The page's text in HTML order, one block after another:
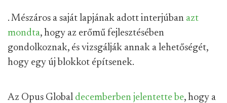
. Mészáros a saját lapjának adott interjúban azt
mondta, hogy az erőmű fejlesztésében
gondolkoznak, és vizsgálják annak a lehetőségét,
hogy egy új blokkot építsenek.
Az Opus Global decemberben jelentette be, hogy a